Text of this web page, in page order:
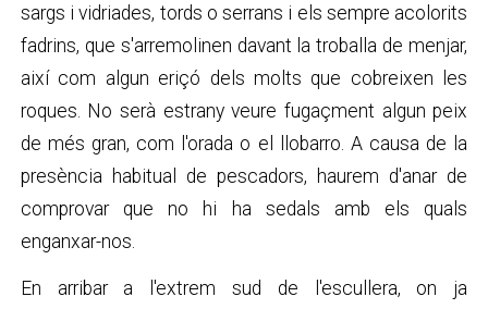
sargs i vidriades, tords o serrans i els sempre acolorits
fadrins, que s'arremolinen davant la troballa de menjar,
així com algun eriçó dels molts que cobreixen les
roques. No serà estrany veure fugaçment algun peix
de més gran, com l'orada o el llobarro. A causa de la
presència habitual de pescadors, haurem d'anar de
comprovar que no hi ha sedals amb els quals
enganxar-nos.
En arribar a l'extrem sud de l'escullera, on ja